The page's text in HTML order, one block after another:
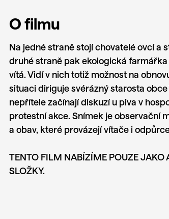
O filmu
Na jedné straně stojí chovatelé ovcí a
druhé straně pak ekologická
vítá. Vidí v nich totiž možnost na
situaci diriguje svérázný starosta
nepřítele začínají diskuzí u piva v
protestní akce. Snímek je observační
a obav, které provázejí vítače i
TENTO FILM NABÍZÍME POUZE JAKO
SLOŽKY.